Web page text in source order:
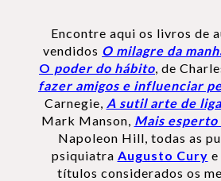
Encontre aqui os livros de
vendidos O milagre da
O poder do hábito, de
fazer amigos e influenciar
Carnegie, A sutil arte de
Mark Manson, Mais esperto
Napoleon Hill, todas as
psiquiatra Augusto Cury
títulos considerados os